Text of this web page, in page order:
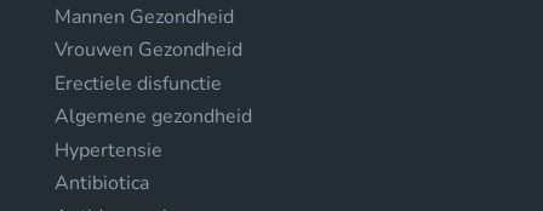
Mannen Gezondheid
Vrouwen Gezondheid
Erectiele disfunctie
Algemene gezondheid
Hypertensie
Antibiotica